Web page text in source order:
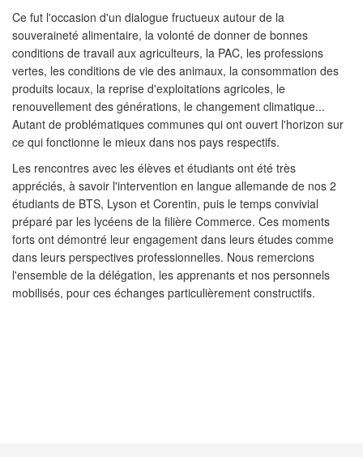
Ce fut l'occasion d'un dialogue fructueux autour de la
souveraineté alimentaire, la volonté de donner de bonnes
conditions de travail aux agriculteurs, la PAC, les professions
vertes, les conditions de vie des animaux, la consommation des
produits locaux, la reprise d'exploitations agricoles, le
renouvellement des générations, le changement climatique...
Autant de problématiques communes qui ont ouvert l'horizon sur
ce qui fonctionne le mieux dans nos pays respectifs.
Les rencontres avec les élèves et étudiants ont été très
appréciés, à savoir l'intervention en langue allemande de nos 2
étudiants de BTS, Lyson et Corentin, puis le temps convivial
préparé par les lycéens de la filière Commerce. Ces moments
forts ont démontré leur engagement dans leurs études comme
dans leurs perspectives professionnelles. Nous remercions
l'ensemble de la délégation, les apprenants et nos personnels
mobilisés, pour ces échanges particulièrement constructifs.